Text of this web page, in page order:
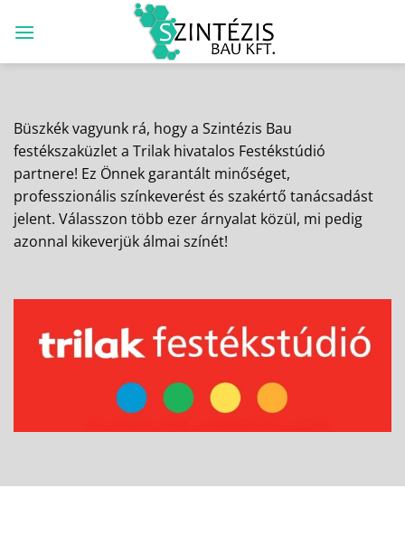
Büszkék vagyunk rá, hogy a Szintézis Bau
festékszaküzlet a Trilak hivatalos Festékstúdió
partnere! Ez Önnek garantált minőséget,
professzionális színkeverést és szakértő tanácsadást
jelent. Válasszon több ezer árnyalat közül, mi pedig
azonnal kikeverjük álmai színét!